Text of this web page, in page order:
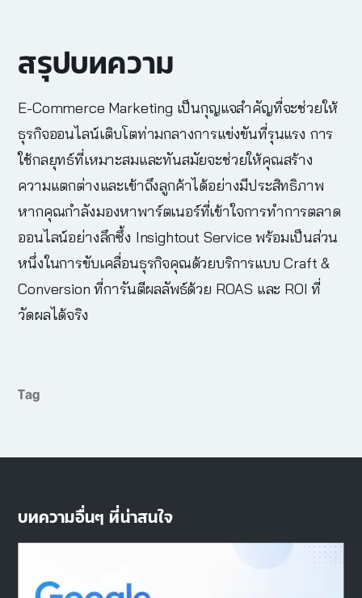
สรุปบทความ
E-Commerce Marketing เป็นกุญแจสำคัญที่จะช่วยให้
ธุรกิจออนไลน์เติบโตท่ามกลางการแข่งขันที่รุนแรง การ
ใช้กลยุทธ์ที่เหมาะสมและทันสมัยจะช่วยให้คุณสร้าง
ความแตกต่างและเข้าถึงลูกค้าได้อย่างมีประสิทธิภาพ
หากคุณกำลังมองหาพาร์ตเนอร์ที่เข้าใจการทำการตลาด
ออนไลน์อย่างลึกซึ้ง Insightout Service พร้อมเป็นส่วน
หนึ่งในการขับเคลื่อนธุรกิจคุณด้วยบริการแบบ Craft &
Conversion ที่การันตีผลลัพธ์ด้วย ROAS และ ROI ที่
วัดผลได้จริง
Tag
บทความอื่นๆ ที่น่าสนใจ